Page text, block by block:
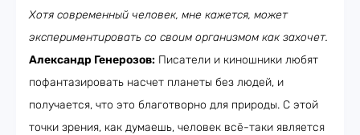
Хотя современный человек, мне кажется, может
экспериментировать со своим организмом как захочет.
Александр Генерозов: Писатели и киношники любят
пофантазировать насчет планеты без людей, и
получается, что это благотворно для природы. С этой
точки зрения, как думаешь, человек всё-таки является